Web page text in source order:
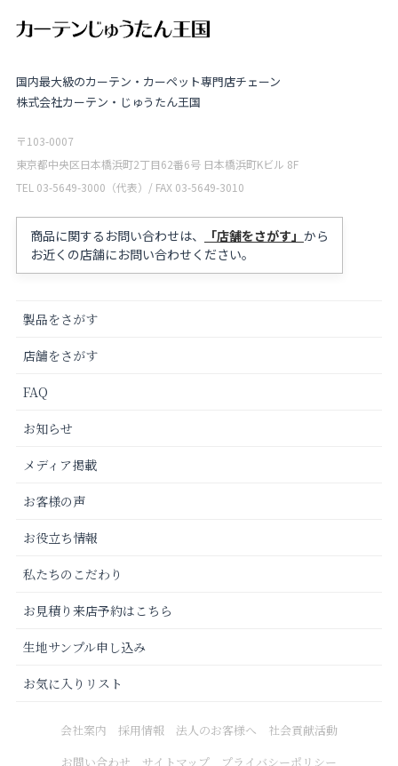
国内最大級のカーテン・カーペット専門店チェーン
株式会社カーテン・じゅうたん王国
〒103-0007
東京都中央区日本橋浜町2丁目62番6号 日本橋浜町Kビル 8F
TEL 03-5649-3000（代表）/ FAX 03-5649-3010
商品に関するお問い合わせは、 「店舗をさがす」 から
お近くの店舗にお問い合わせください。
製品をさがす
店舗をさがす
FAQ
お知らせ
メディア掲載
お客様の声
お役立ち情報
私たちのこだわり
お見積り来店予約はこちら
生地サンプル申し込み
お気に入りリスト
会社案内 採用情報 法人のお客様へ
社会貢献活動
お問い合わせ
サイトマップ プライバシーポリシー